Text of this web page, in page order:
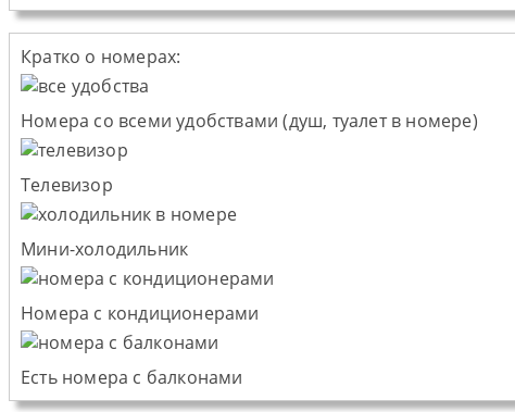
Кратко о номерах:
Номера со всеми удобствами (душ, туалет в номере)
Телевизор
Мини-холодильник
Номера с кондиционерами
Есть номера с балконами